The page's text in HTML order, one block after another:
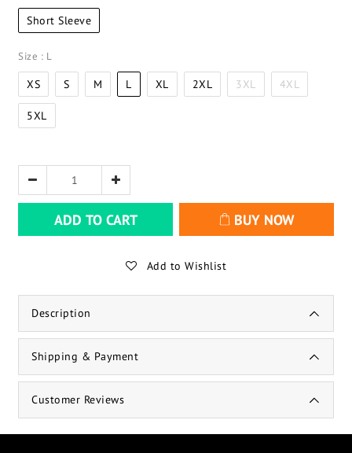
Short Sleeve
Size : L
XS S M L XL 2XL 3XL 4XL
5XL
ADD TO CART BUY NOW
Add to Wishlist
Description
Shipping & Payment
Customer Reviews